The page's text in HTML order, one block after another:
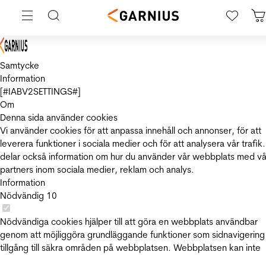
Samtycke
Information
[#IABV2SETTINGS#]
Om
Denna sida använder cookies
Vi använder cookies för att anpassa innehåll och annonser, för att
leverera funktioner i sociala medier och för att analysera vår
delar också information om hur du använder vår webbplats med
partners inom sociala medier, reklam och analys.
Information
Nödvändig 10
Nödvändiga cookies hjälper till att göra en webbplats användbar
genom att möjliggöra grundläggande funktioner som
tillgång till säkra områden på webbplatsen. Webbplatsen kan inte